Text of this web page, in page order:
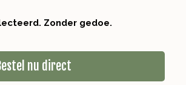
Zonder gedoe.
nu direct